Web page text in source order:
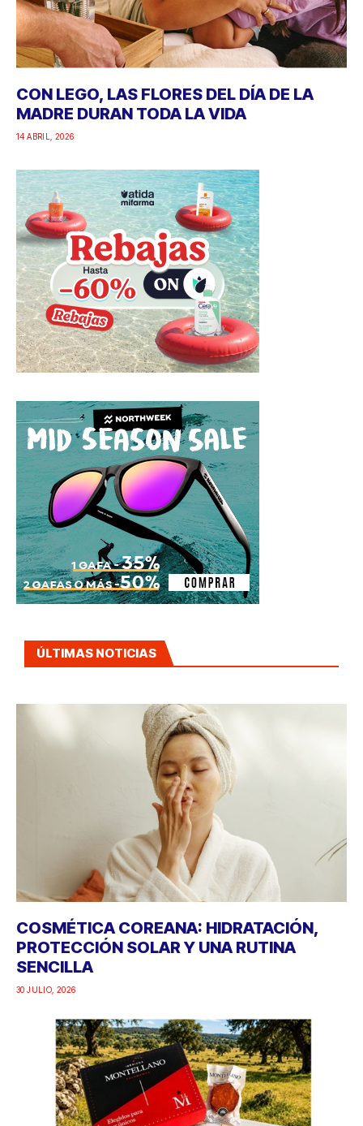
CON LEGO, LAS FLORES DEL DÍA DE LA
MADRE DURAN TODA LA VIDA
14 ABRIL, 2026
ÚLTIMAS NOTICIAS
COSMÉTICA COREANA: HIDRATACIÓN,
PROTECCIÓN SOLAR Y UNA RUTINA
SENCILLA
30 JULIO, 2026